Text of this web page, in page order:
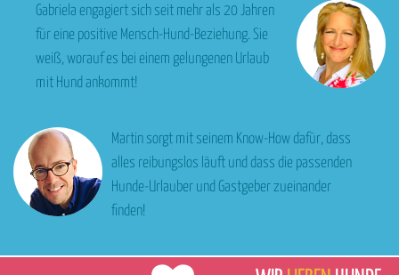
Gabriela engagiert sich seit mehr als 20 Jahren
für eine positive Mensch-Hund-Beziehung. Sie
weiß, worauf es bei einem gelungenen Urlaub
mit Hund ankommt!
Martin sorgt mit seinem Know-How dafür, dass
alles reibungslos läuft und dass die passenden
Hunde-Urlauber und Gastgeber zueinander
finden!